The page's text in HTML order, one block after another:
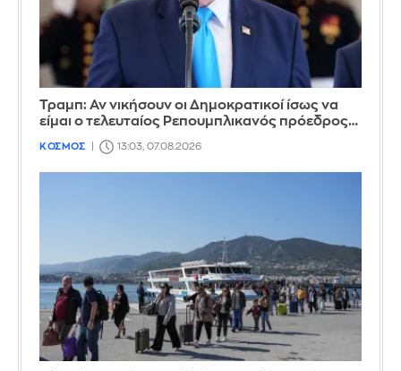
Τραμπ: Αν νικήσουν οι Δημοκρατικοί ίσως να
είμαι ο τελευταίος Ρεπουμπλικανός πρόεδρος…
ΚΟΣΜΟΣ 13:03, 07.08.2026